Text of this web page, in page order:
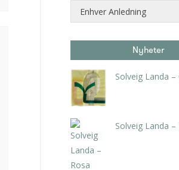
Enhver Anledning
Nyheter
Solveig Landa
Solveig Landa